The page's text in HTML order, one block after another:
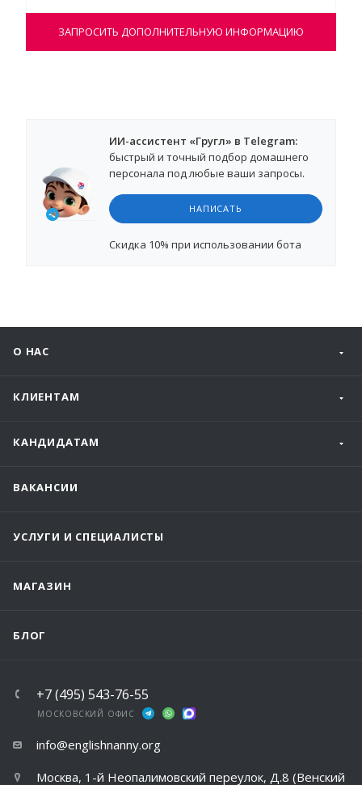
ЗАПРОСИТЬ ДОПОЛНИТЕЛЬНУЮ ИНФОРМАЦИЮ
ИИ-ассистент «Гругл» в Telegram:
быстрый и точный подбор домашнего
персонала под любые ваши запросы.
НАПИСАТЬ
Cкидка 10% при использовании бота
О НАС
КЛИЕНТАМ
КАНДИДАТАМ
ВАКАНСИИ
УСЛУГИ И СПЕЦИАЛИСТЫ
МАГАЗИН
БЛОГ
+7 (495) 543-76-55
МОСКОВСКИЙ ОФИС
info@englishnanny.org
Москва, 1-й Неопалимовский переулок, Д.8 (Венский